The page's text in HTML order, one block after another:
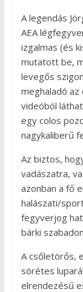
A legendás
AEA
izgalmas (és
mutatott be,
levegős
meghaladó
videóból
egy colos
nagykaliberű
Az biztos,
vadászatra,
azonban a fő
halászati/
fegyverjog
bárki
A csőletörős,
sörétes
elrendezésű